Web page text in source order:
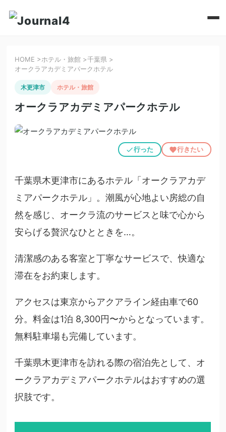
HOME >ホテル・旅館 >千葉県 >
オークラアカデミアパークホテル
木更津市 ホテル・旅館
オークラアカデミアパークホテル
行った 行きたい
千葉県木更津市にあるホテル「オークラアカデ
ミアパークホテル」。潮風が心地よい房総の自
然を感じ、オークラ流のサービスと味で心から
安らげる贅沢なひとときを…。
清潔感のある客室と丁寧なサービスで、快適な
滞在をお約束します。
アクセスは東京からアクアライン経由車で60
分。料金は1泊 8,300円〜からとなっています。
無料駐車場も完備しています。
千葉県木更津市を訪れる際の宿泊先として、オ
ークラアカデミアパークホテルはおすすめの選
択肢です。